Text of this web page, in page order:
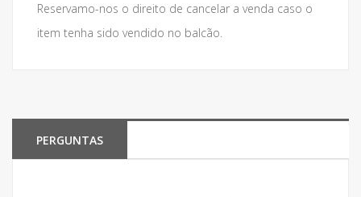
Reservamo-nos o direito de cancelar a venda caso o
item tenha sido vendido no balcão.
PERGUNTAS